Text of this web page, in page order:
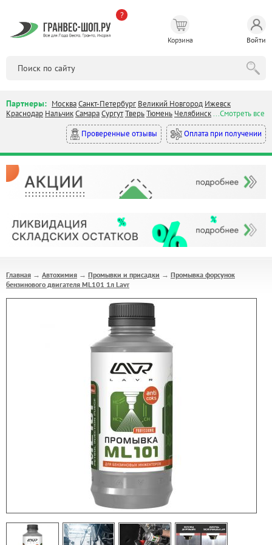
?
Корзина Войти
Партнеры: МоскваСанкт-Петербург Великий Новгород Ижевск
Краснодар НальчикСамараСургутТверьТюмень Челябинск...Смотреть все
Проверенные отзывы
Оплата при получении
Главная → Автохимия → Промывки и присадки → Промывка форсунок
бензинового двигателя ML101 1л Lavr